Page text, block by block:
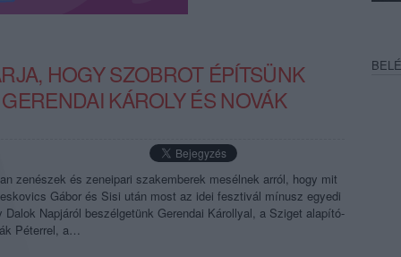
HOGY SZOBROT ÉPÍTSÜNK
KÁROLY ÉS NOVÁK
zenészek és zeneipari szakemberek mesélnek arról, hogy mit
Gábor és Sisi után most az idei fesztivál mínusz egyedi
Dalok Napjáról beszélgetünk Gerendai Károllyal, a Sziget alapító-
Péterrel, a…